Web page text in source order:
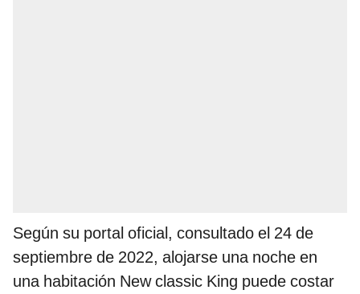
Según su portal oficial, consultado el 24 de
septiembre de 2022, alojarse una noche en
una habitación New classic King puede costar